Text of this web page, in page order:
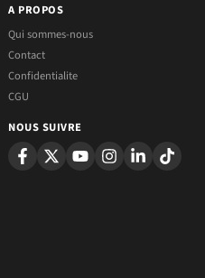
A PROPOS
Qui sommes-nous
Contact
Confidentialite
CGU
NOUS SUIVRE